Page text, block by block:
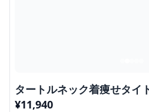
タートルネック着痩せタイ
¥11,940